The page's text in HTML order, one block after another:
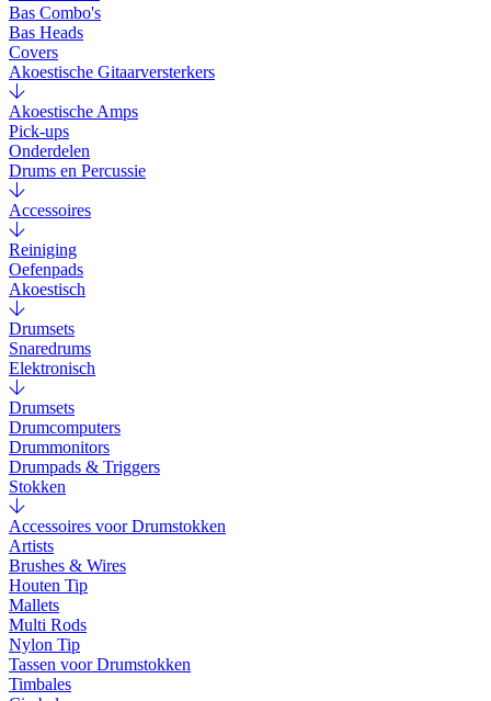
Bas Combo's
Bas Heads
Covers
Akoestische Gitaarversterkers
Akoestische Amps
Pick-ups
Onderdelen
Drums en Percussie
Accessoires
Reiniging
Oefenpads
Akoestisch
Drumsets
Snaredrums
Elektronisch
Drumsets
Drumcomputers
Drummonitors
Drumpads & Triggers
Stokken
Accessoires voor Drumstokken
Artists
Brushes & Wires
Houten Tip
Mallets
Multi Rods
Nylon Tip
Tassen voor Drumstokken
Timbales